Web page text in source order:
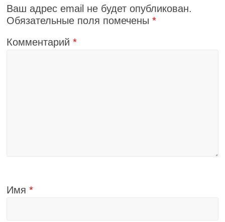
Ваш адрес email не будет опубликован.
Обязательные поля помечены*
Комментарий*
Имя*